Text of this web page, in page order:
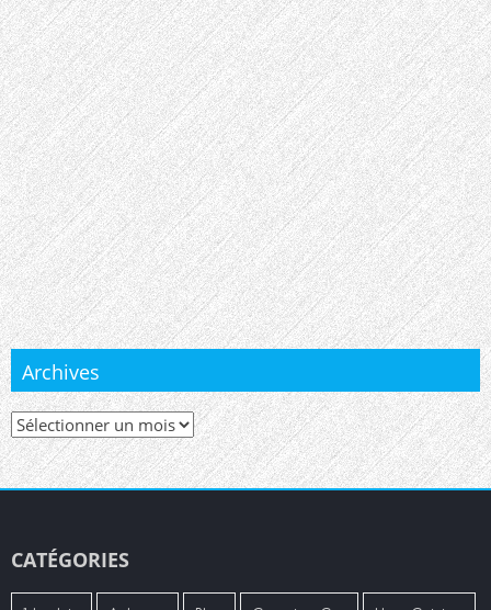
Archives
Archives
CATÉGORIES